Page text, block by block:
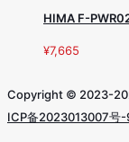
HIMA F-
¥7,665
Copyright © 2023-
ICP备2023013007号-